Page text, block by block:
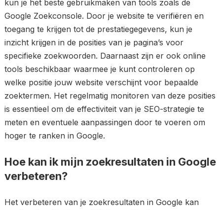
kun je het beste gebruikmaken van tools zoals de
Google Zoekconsole. Door je website te verifiëren en
toegang te krijgen tot de prestatiegegevens, kun je
inzicht krijgen in de posities van je pagina’s voor
specifieke zoekwoorden. Daarnaast zijn er ook online
tools beschikbaar waarmee je kunt controleren op
welke positie jouw website verschijnt voor bepaalde
zoektermen. Het regelmatig monitoren van deze posities
is essentieel om de effectiviteit van je SEO-strategie te
meten en eventuele aanpassingen door te voeren om
hoger te ranken in Google.
Hoe kan ik mijn zoekresultaten in Google
verbeteren?
Het verbeteren van je zoekresultaten in Google kan